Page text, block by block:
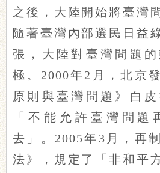
之後，大陸開始將臺灣
隨著臺灣內部選民日益
張，大陸對臺灣問題
極。2000年2月，北京
原則與臺灣問題》白
「不能允許臺灣問題
去」。2005年3月，再
法》，規定了「非和平